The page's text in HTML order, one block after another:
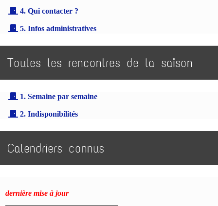
4. Qui contacter ?
5. Infos administratives
Toutes les rencontres de la saison
1. Semaine par semaine
2. Indisponibilités
Calendriers connus
dernière mise à jour